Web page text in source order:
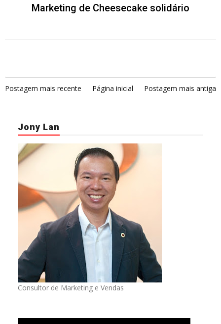
Marketing de Cheesecake solidário
Postagem mais recente Página inicial Postagem mais antiga
Jony Lan
Consultor de Marketing e Vendas